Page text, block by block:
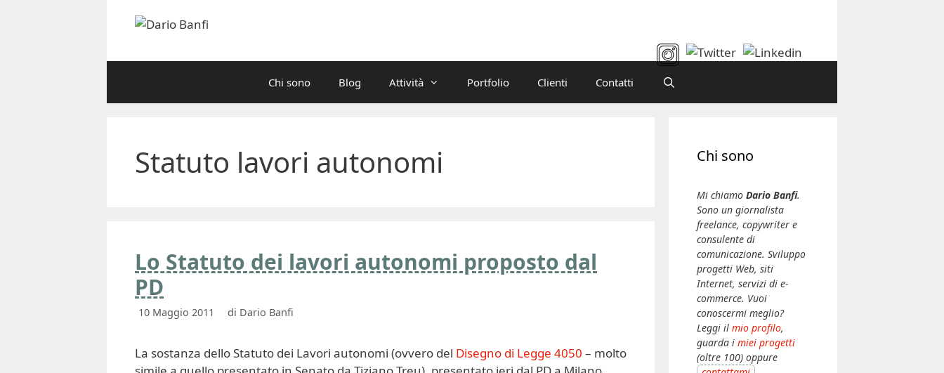
Chi sono Blog Attività Portfolio Clienti Contatti
Statuto lavori autonomi
Lo Statuto dei lavori autonomi proposto dal
PD
10 Maggio 2011 di Dario Banfi
La sostanza dello Statuto dei Lavori autonomi (ovvero del Disegno di Legge 4050 – molto
Chi sono
Mi chiamo Dario Banfi.
Sono un giornalista
freelance, copywriter e
consulente di
comunicazione. Sviluppo
progetti Web, siti
Internet, servizi di e-
commerce. Vuoi
conoscermi meglio?
Leggi il mio profilo,
guarda i miei progetti
(oltre 100) oppure